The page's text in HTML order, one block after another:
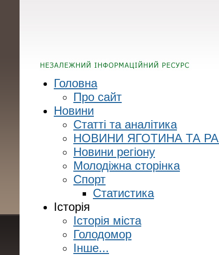
Головна
Про сайт
Новини
Статті та аналітика
НОВИНИ ЯГОТИНА ТА
Новини регіону
Молодіжна сторінка
Спорт
Статистика
Історія
Історія міста
Голодомор
Інше...